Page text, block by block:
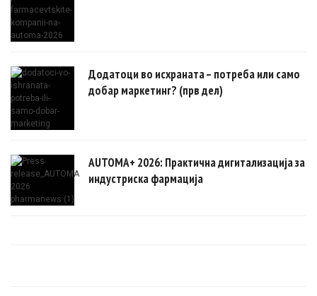
Додатоци во исхраната – потреба или само
добар маркетинг? (прв дел)
AUTOMA+ 2026: Практична дигитализација за
индустриска фармација